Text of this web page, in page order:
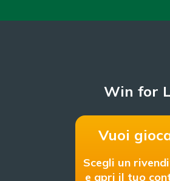
Win for
Vuoi
Scegli un
e apri il tuo